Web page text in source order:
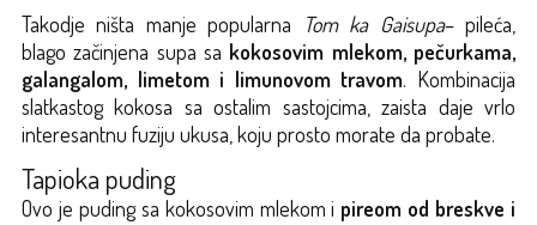
Takodje ništa manje popularna
Tom ka Gaisupa– pileća,
blago začinjena supa sa kokosovim mlekom, pečurkama,
galangalom, limetom i limunovom travom. Kombinacija
slatkastog kokosa sa ostalim sastojcima, zaista daje vrlo
interesantnu fuziju ukusa, koju prosto morate da probate.
Tapioka puding
Ovo je puding sa kokosovim mlekom i pireom od breskve i